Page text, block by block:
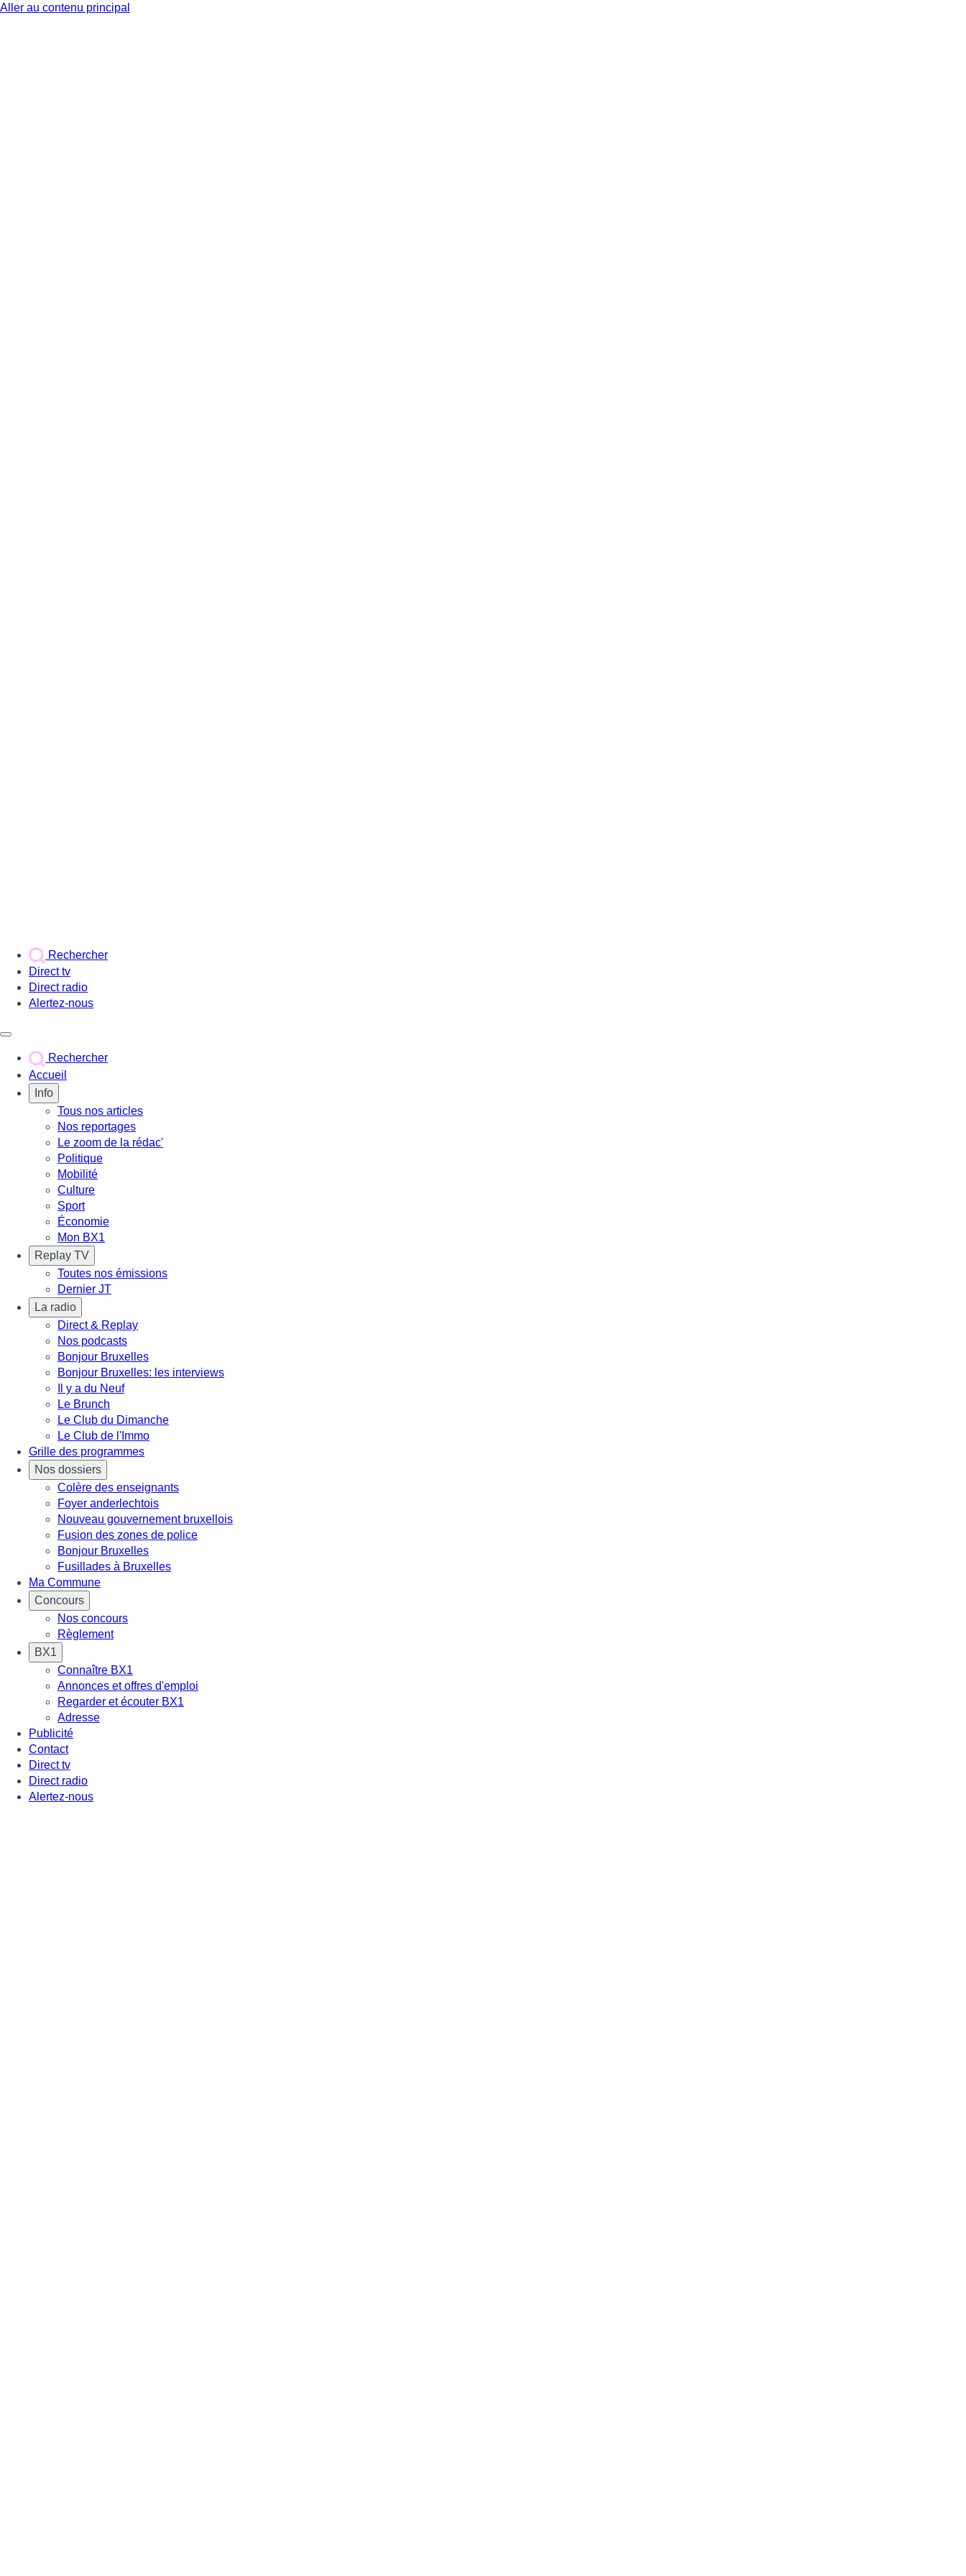
Aller au contenu principal
Rechercher
Direct tv
Direct radio
Alertez-nous
Rechercher
Accueil
Info
Tous nos articles
Nos reportages
Le zoom de la rédac'
Politique
Mobilité
Culture
Sport
Économie
Mon BX1
Replay TV
Toutes nos émissions
Dernier JT
La radio
Direct & Replay
Nos podcasts
Bonjour Bruxelles
Bonjour Bruxelles: les interviews
Il y a du Neuf
Le Brunch
Le Club du Dimanche
Le Club de l'Immo
Grille des programmes
Nos dossiers
Colère des enseignants
Foyer anderlechtois
Nouveau gouvernement bruxellois
Fusion des zones de police
Bonjour Bruxelles
Fusillades à Bruxelles
Ma Commune
Concours
Nos concours
Règlement
BX1
Connaître BX1
Annonces et offres d'emploi
Regarder et écouter BX1
Adresse
Publicité
Contact
Direct tv
Direct radio
Alertez-nous